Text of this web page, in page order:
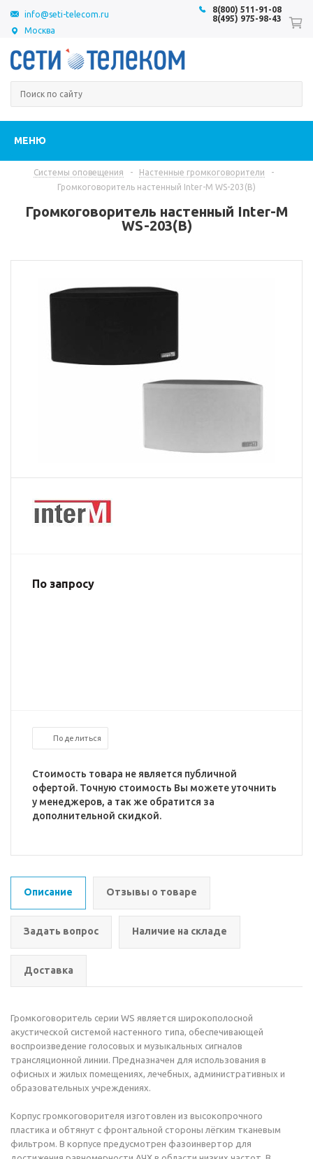
Москва
8(800) 511-91-08
8(495) 975-98-43
info@seti-telecom.ru
МЕНЮ
Системы оповещения - Настенные громкоговорители
-
Громкоговоритель настенный Inter-M WS-203(B)
Громкоговоритель настенный Inter-M
WS-203(B)
По запросу
Поделиться
Стоимость товара не является публичной
офертой. Точную стоимость Вы можете уточнить
у менеджеров, а так же обратится за
дополнительной скидкой.
Описание Отзывы о товаре
Задать вопрос Наличие на складе
Доставка
Громкоговоритель серии WS является широкополосной
акустической системой настенного типа, обеспечивающей
воспроизведение голосовых и музыкальных сигналов
трансляционной линии. Предназначен для использования в
офисных и жилых помещениях, лечебных, административных и
образовательных учреждениях.
Корпус громкоговорителя изготовлен из высокопрочного
пластика и обтянут с фронтальной стороны лёгким тканевым
фильтром. В корпусе предусмотрен фазоинвертор для